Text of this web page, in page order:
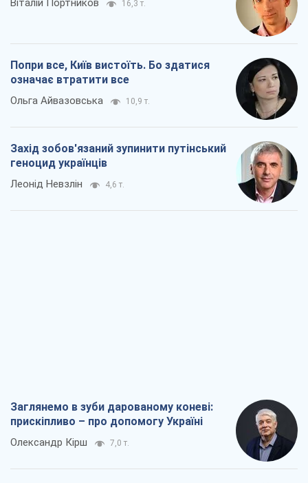
Віталій Портников 16,3 т.
Попри все, Київ вистоїть. Бо здатися
означає втратити все
Ольга Айвазовська 10,9 т.
Захід зобов'язаний зупинити путінський
геноцид українців
Леонід Невзлін 4,6 т.
Заглянемо в зуби дарованому коневі:
прискіпливо – про допомогу Україні
Олександр Кірш 7,0 т.